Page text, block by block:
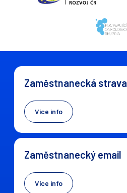
Zaměstnanecká strava
Více info
Zaměstnanecký email
Více info